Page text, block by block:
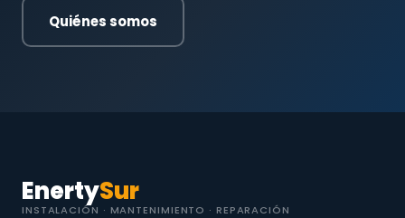
Quiénes somos
EnertySur
INSTALACIÓN · MANTENIMIENTO · REPARACIÓN